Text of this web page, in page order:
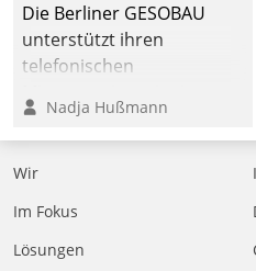
Die Berliner GESOBAU
unterstützt ihren
telefonischen
digitalen Cockpit, das
situationsbezogen
passende Fragen und
Eine intuitive
Dialogführung ermöglicht
Nadja Hußmann
Wir
Im Fokus
Lösungen